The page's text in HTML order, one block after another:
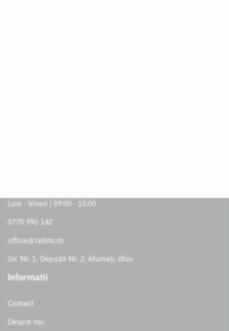
Luni - Vineri | 09:00 - 15:00
0770 990 142
office@celino.ro
Str. Nr. 1, Depozit Nr. 2, Afumați, Ilfov
Informatii
Contact
Despre noi